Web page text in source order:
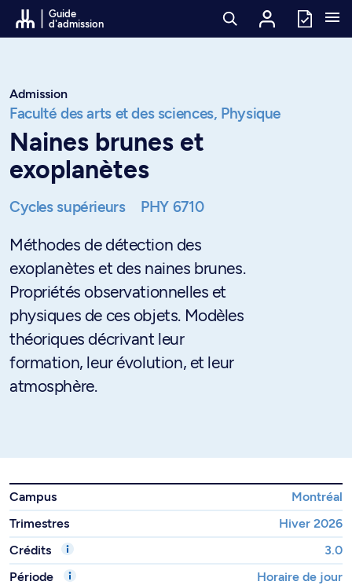
Passer au contenu
Guide
d'admission
Admission
Faculté des arts et des sciences, Physique
Naines brunes et
exoplanètes
Cycles supérieurs PHY 6710
Méthodes de détection des
exoplanètes et des naines brunes.
Propriétés observationnelles et
physiques de ces objets. Modèles
théoriques décrivant leur
formation, leur évolution, et leur
atmosphère.
Campus
Montréal
Trimestres
Hiver 2026
Crédits
3.0
Période
Horaire de jour